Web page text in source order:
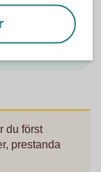
dig alla
Ring
du först
prestanda